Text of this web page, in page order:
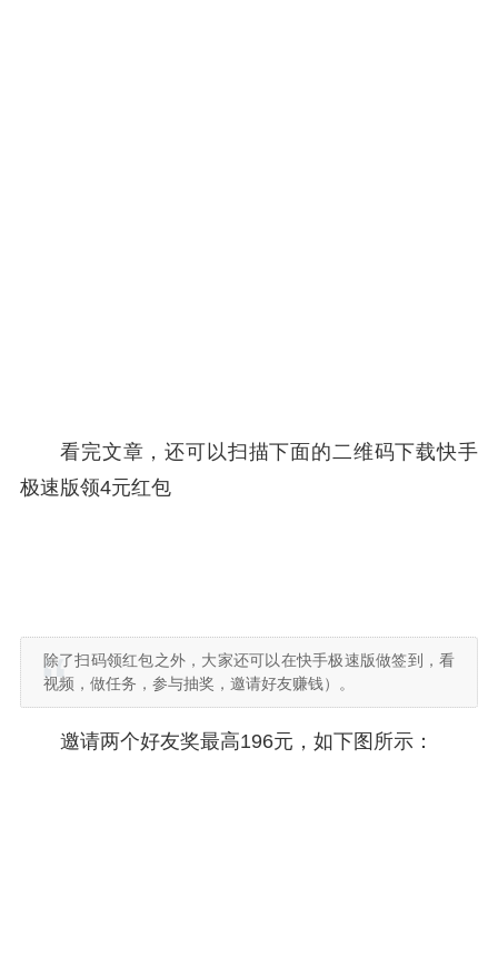
看完文章，还可以扫描下面的二维码下载快手
极速版领4元红包
除了扫码领红包之外，大家还可以在快手极速版做签到，看
视频，做任务，参与抽奖，邀请好友赚钱）。
邀请两个好友奖最高196元，如下图所示：